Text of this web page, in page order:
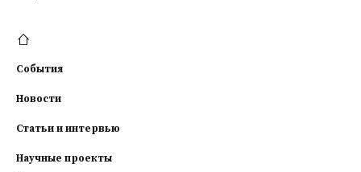
События
Новости
Статьи и интервью
Научные проекты